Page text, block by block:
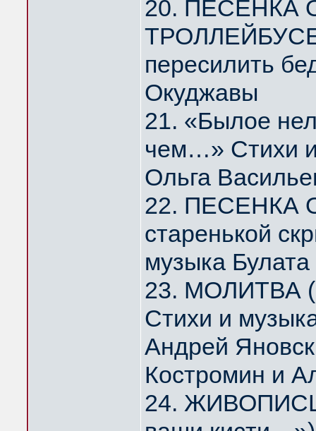
20.
ТРОЛЛЕЙБУСЕ
пересилить
Окуджавы
21. «Былое
чем…» Стихи
Ольга
22. ПЕСЕНКА
старенькой
музыка
23. МОЛИТВА
Стихи и
Андрей
Костромин и
24.